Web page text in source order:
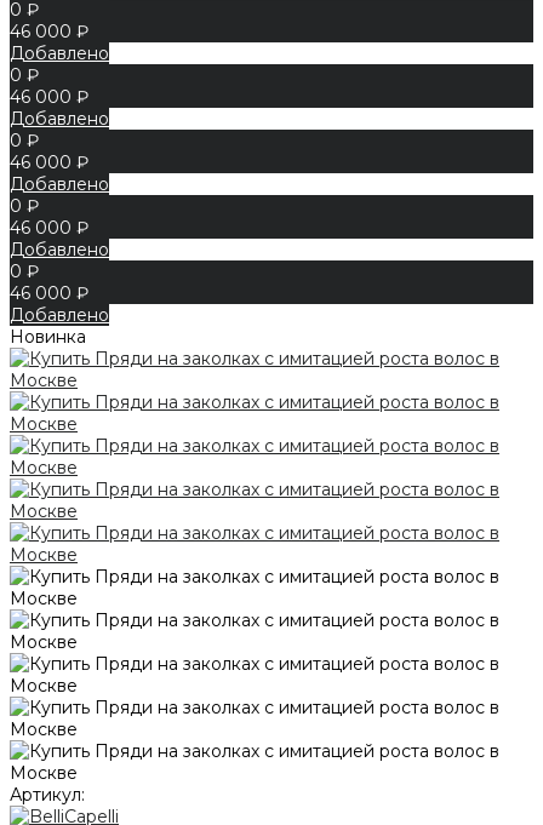
0 ₽
46 000 ₽
Добавлено
0 ₽
46 000 ₽
Добавлено
0 ₽
46 000 ₽
Добавлено
0 ₽
46 000 ₽
Добавлено
0 ₽
46 000 ₽
Добавлено
Новинка
Артикул: